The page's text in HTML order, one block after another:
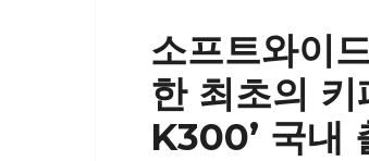
소프트와이
한 최초의
K300’ 국내